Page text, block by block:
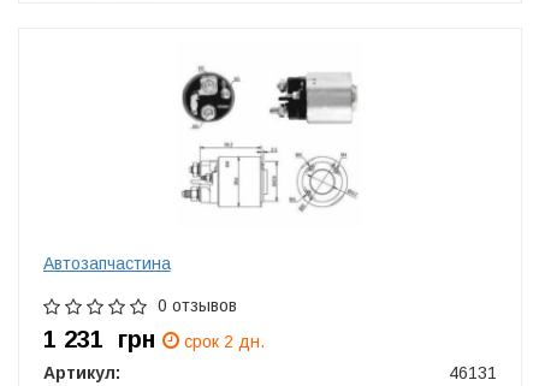
Автозапчастина
0 отзывов
1 231 грн
срок 2 дн.
Артикул:
46131